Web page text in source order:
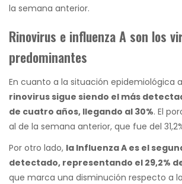
la semana anterior.
Rinovirus e influenza A son los
predominantes
En cuanto a la situación epidemiológica
rinovirus sigue siendo el más
de cuatro años, llegando al 30%. El
al de la semana anterior, que fue del
Por otro lado, la Influenza A es el
detectado, representando el 29,2%
que marca una disminución respecto a